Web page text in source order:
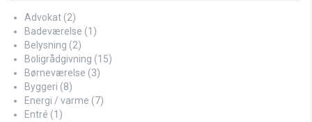
Advokat (2)
Badeværelse (1)
Belysning (2)
Boligrådgivning (15)
Børneværelse (3)
Byggeri (8)
Energi / varme (7)
Entré (1)